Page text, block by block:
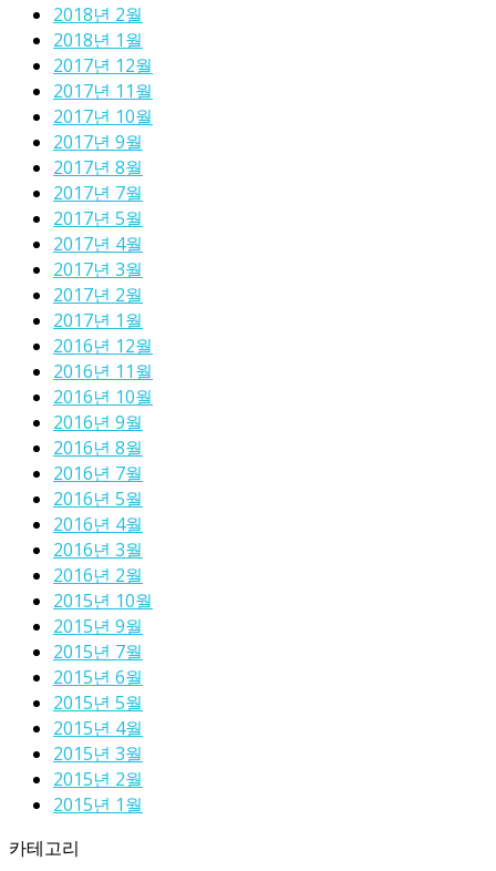
2018년 2월
2018년 1월
2017년 12월
2017년 11월
2017년 10월
2017년 9월
2017년 8월
2017년 7월
2017년 5월
2017년 4월
2017년 3월
2017년 2월
2017년 1월
2016년 12월
2016년 11월
2016년 10월
2016년 9월
2016년 8월
2016년 7월
2016년 5월
2016년 4월
2016년 3월
2016년 2월
2015년 10월
2015년 9월
2015년 7월
2015년 6월
2015년 5월
2015년 4월
2015년 3월
2015년 2월
2015년 1월
카테고리